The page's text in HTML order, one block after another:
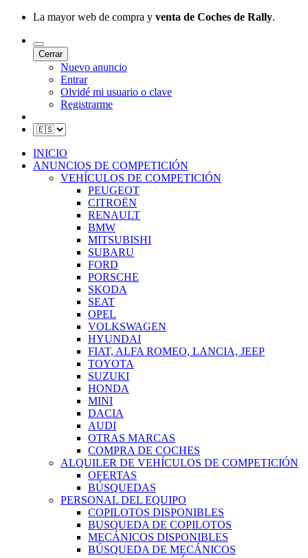
La mayor web de compra y venta de Coches de Rally.
Cerrar
Nuevo anuncio
Entrar
Olvidé mi usuario o clave
Registrarme
INICIO
ANUNCIOS DE COMPETICIÓN
VEHÍCULOS DE COMPETICIÓN
PEUGEOT
CITROËN
RENAULT
BMW
MITSUBISHI
SUBARU
FORD
PORSCHE
SKODA
SEAT
OPEL
VOLKSWAGEN
HYUNDAI
FIAT, ALFA ROMEO, LANCIA, JEEP
TOYOTA
SUZUKI
HONDA
MINI
DACIA
AUDI
OTRAS MARCAS
COMPRA DE COCHES
ALQUILER DE VEHÍCULOS DE COMPETICIÓN
OFERTAS
BÚSQUEDAS
PERSONAL DEL EQUIPO
COPILOTOS DISPONIBLES
BUSQUEDA DE COPILOTOS
MECÁNICOS DISPONIBLES
BÚSQUEDA DE MECÁNICOS